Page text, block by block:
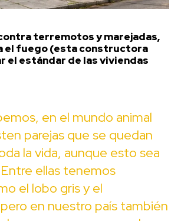
terremotos y marejadas,
el fuego (esta constructora
el estándar de las viviendas
en el mundo animal
parejas que se quedan
la vida, aunque esto sea
ellas tenemos
el lobo gris y el
en nuestro país también